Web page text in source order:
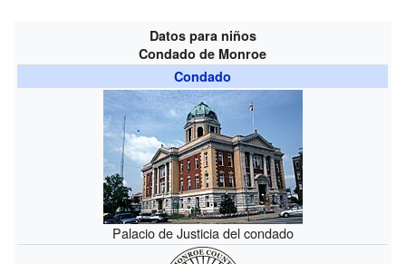
Datos para niños
Condado de Monroe
Condado
Palacio de Justicia del condado